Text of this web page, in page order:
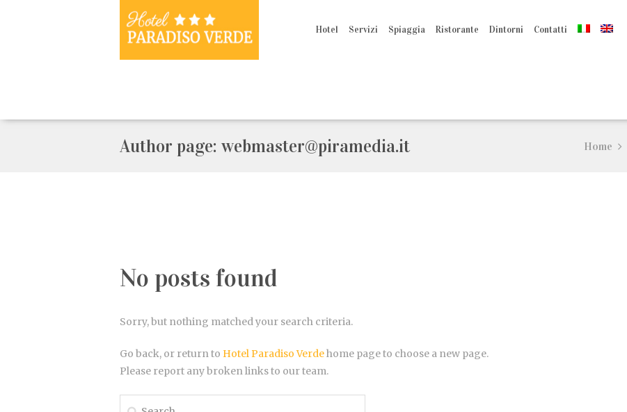
Hotel Servizi Spiaggia Ristorante Dintorni Contatti
Author page: webmaster@piramedia.it Home
No posts found
Sorry, but nothing matched your search criteria.
Go back, or return to Hotel Paradiso Verdehome page to choose a new page.
Please report any broken links to our team.